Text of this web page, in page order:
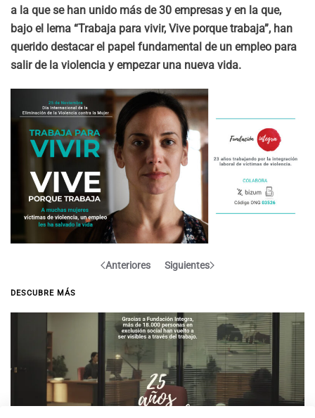
a la que se han unido más de 30 empresas y en la que,
bajo el lema “Trabaja para vivir, Vive porque trabaja”, han
querido destacar el papel fundamental de un empleo para
salir de la violencia y empezar una nueva vida.
Anteriores Siguientes
DESCUBRE MÁS